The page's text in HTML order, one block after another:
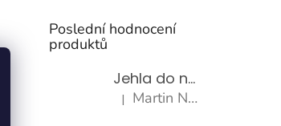
Poslední hodnocení
produktů
Jehla do nádrže k nezávislému topení
Hodnocení produktu je 5 z 5
| Martin Nevrlý